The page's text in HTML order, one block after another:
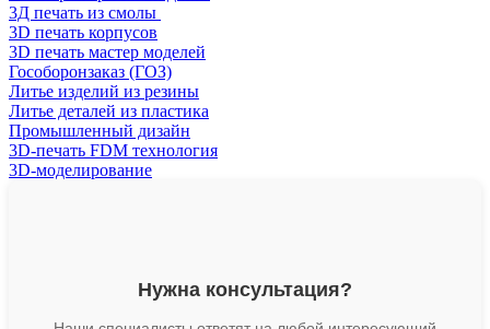
3Д печать из смолы
3D печать корпусов
3D печать мастер моделей
Гособоронзаказ (ГОЗ)
Литье изделий из резины
Литье деталей из пластика
Промышленный дизайн
3D-печать FDM технология
3D-моделирование
Нужна консультация?